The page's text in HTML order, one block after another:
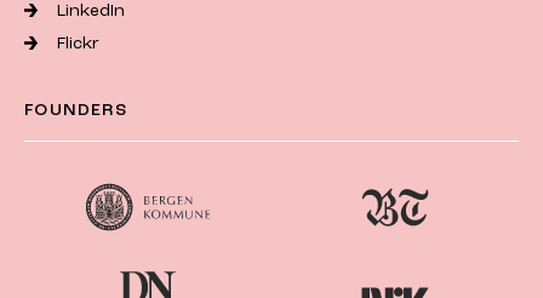
LinkedIn
Flickr
FOUNDERS